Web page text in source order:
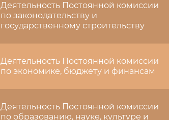
Деятельность Постоянной комиссии
по законодательству и
государственному строительству
Деятельность Постоянной комиссии
по экономике, бюджету и финансам
Деятельность Постоянной комиссии
по образованию, науке, культуре и